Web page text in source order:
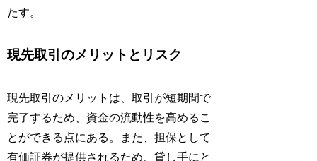
たす。
現先取引のメリットとリスク
現先取引のメリットは、取引が短期間で
完了するため、資金の流動性を高めるこ
とができる点にある。また、担保として
有価証券が提供されるため、貸し手にと